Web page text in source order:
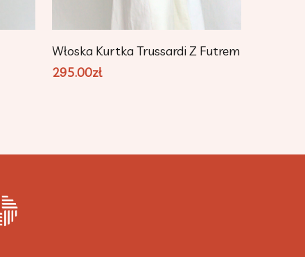
Dodaj Do Koszyka
Włoska Kurtka Trussardi Z Futrem
295.00zł